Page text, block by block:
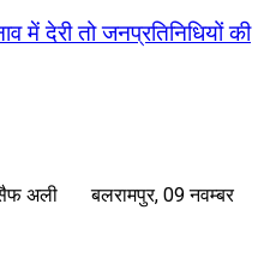
में देरी तो जनप्रतिनिधियों की
सैफ अली बलरामपुर, 09 नवम्बर